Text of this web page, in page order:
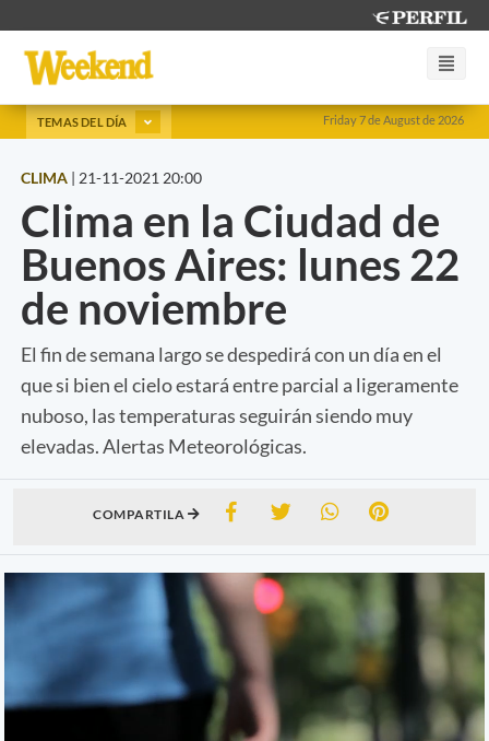
Friday 7 de August de 2026
TEMAS DEL DÍA
CLIMA | 21-11-2021 20:00
Clima en la Ciudad de
Buenos Aires: lunes 22
de noviembre
El fin de semana largo se despedirá con un día en el
que si bien el cielo estará entre parcial a ligeramente
nuboso, las temperaturas seguirán siendo muy
elevadas. Alertas Meteorológicas.
COMPARTILA